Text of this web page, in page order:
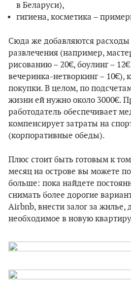
в Беларуси),
гигиена, косметика –
Сюда же добавляются
развлечения (например,
рисованию – 20€, боулинг –
вечеринка-нетворкинг – 10€),
покупки. В целом, по
жизни ей нужно около 3000€.
работодатель обеспечивает
компенсирует затраты на
(корпоративные обеды).
Плюс стоит быть готовым к
месяц на острове вы можете
больше: пока найдете
снимать более дорогие
Airbnb, внести залог за жилье,
необходимое в новую